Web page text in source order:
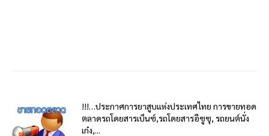
!!!…ประกาศการยาสูบแห่งประเทศไทย การขายทอด
ตลาดรถโดยสารเบ็นซ์,รถโดยสารอีซูซุ, รถยนต์นั่ง
เก๋ง,...